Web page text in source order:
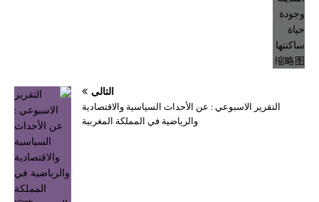
التالي
التقرير الاسبوعي : عن الأحداث السياسية والاقتصادية
والرياضية في المملكة المغربية